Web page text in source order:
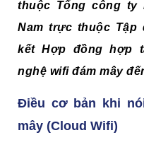
thuộc Tổng công ty
Nam trực thuộc Tập
kết Hợp đồng hợp
nghệ wifi đám mây
Điều cơ bản khi
mây (Cloud Wifi)